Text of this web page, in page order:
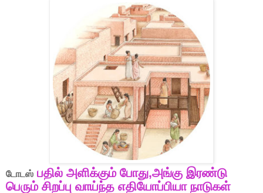
டோடஸ் பதில் அளிக்கும் போது,அங்கு இரண்டு
பெரும் சிறப்பு வாய்ந்த எதியோப்பியா நாடுகள்